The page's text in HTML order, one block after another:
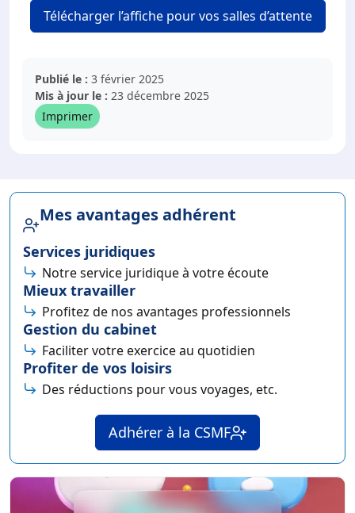
Télécharger l’affiche pour vos salles d’attente
Publié le : 3 février 2025
Mis à jour le : 23 décembre 2025
Imprimer
Mes avantages adhérent
Services juridiques
Notre service juridique à votre écoute
Mieux travailler
Profitez de nos avantages professionnels
Gestion du cabinet
Faciliter votre exercice au quotidien
Profiter de vos loisirs
Des réductions pour vous voyages, etc.
Adhérer à la CSMF